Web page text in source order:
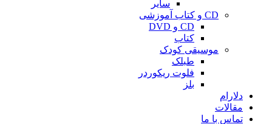
سایر
CD و کتاب آموزشی
CD و DVD
کتاب
موسیقی کودک
طبلک
فلوت ریکوردر
بلز
دلارام
مقالات
تماس با ما